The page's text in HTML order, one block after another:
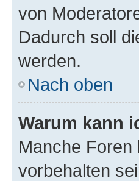
von
Dadurch soll
werden.
Nach oben
Warum kann
Manche
vorbehalten